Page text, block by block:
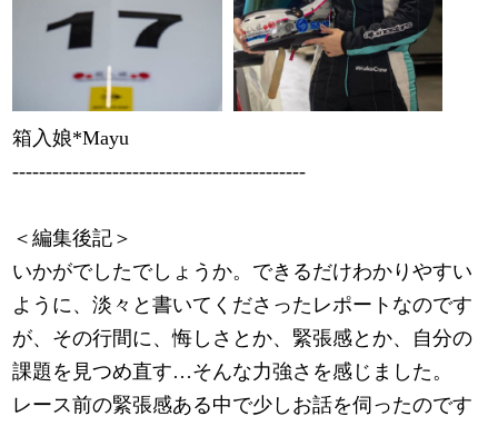
箱入娘*Mayu
--------------------------------------------
＜編集後記＞
いかがでしたでしょうか。できるだけわかりやすい
ように、淡々と書いてくださったレポートなのです
が、その行間に、悔しさとか、緊張感とか、自分の
課題を見つめ直す…そんな力強さを感じました。
レース前の緊張感ある中で少しお話を伺ったのです